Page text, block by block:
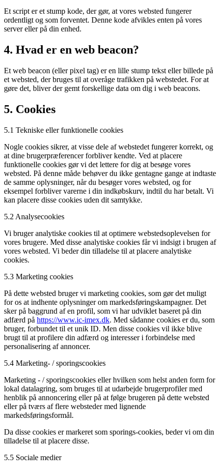
Et script er et stump kode, der gør, at vores websted fungerer
ordentligt og som forventet. Denne kode afvikles enten på vores
server eller på din enhed.
4. Hvad er en web beacon?
Et web beacon (eller pixel tag) er en lille stump tekst eller billede på
et websted, der bruges til at overåge trafikken på webstedet. For at
gøre det, bliver der gemt forskellige data om dig i web beacons.
5. Cookies
5.1 Tekniske eller funktionelle cookies
Nogle cookies sikrer, at visse dele af webstedet fungerer korrekt, og
at dine brugerpræferencer forbliver kendte. Ved at placere
funktionelle cookies gør vi det lettere for dig at besøge vores
websted. På denne måde behøver du ikke gentagne gange at indtaste
de samme oplysninger, når du besøger vores websted, og for
eksempel forbliver varerne i din indkøbskurv, indtil du har betalt. Vi
kan placere disse cookies uden dit samtykke.
5.2 Analysecookies
Vi bruger analytiske cookies til at optimere webstedsoplevelsen for
vores brugere. Med disse analytiske cookies får vi indsigt i brugen af
​​vores websted. Vi beder din tilladelse til at placere analytiske
cookies.
5.3 Marketing cookies
På dette websted bruger vi marketing cookies, som gør det muligt
for os at indhente oplysninger om markedsføringskampagner. Det
sker på baggrund af en profil, som vi har udviklet baseret på din
adfærd på https://www.ic-imex.dk. Med sådanne cookies er du, som
bruger, forbundet til et unik ID. Men disse cookies vil ikke blive
brugt til at profilere din adfærd og interesser i forbindelse med
personalisering af annoncer.
5.4 Marketing- / sporingscookies
Marketing - / sporingscookies eller hvilken som helst anden form for
lokal datalagring, som bruges til at udarbejde brugerprofiler med
henblik på annoncering eller på at følge brugeren på dette websted
eller på tværs af flere websteder med lignende
markedsføringsformål.
Da disse cookies er markeret som sporings-cookies, beder vi om din
tilladelse til at placere disse.
5.5 Sociale medier